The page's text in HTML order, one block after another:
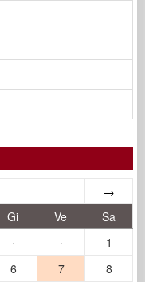
→
Gi Ve
Sa
· ·
1
6 7 8